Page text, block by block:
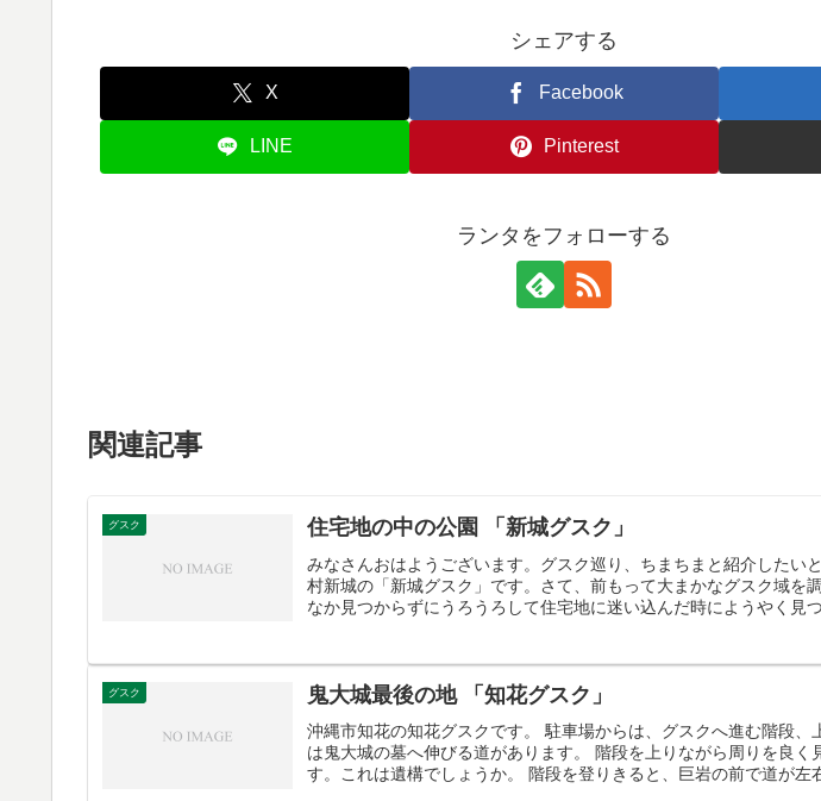
シェアする
X Facebook
LINE Pinterest
ランタをフォローする
関連記事
グスク 住宅地の中の公園 「新城グスク」
みなさんおはようございます。グスク巡り、ちまちまと紹介したい
村新城の「新城グスク」です。さて、前もって大まかなグスク域を
なか見つからずにうろうろして住宅地に迷い込んだ時にようやく見つ
グスク 鬼大城最後の地 「知花グスク」
沖縄市知花の知花グスクです。 駐車場からは、グスクへ進む階段、
は鬼大城の墓へ伸びる道があります。 階段を上りながら周りを良く
す。これは遺構でしょうか。 階段を登りきると、巨岩の前で道が左